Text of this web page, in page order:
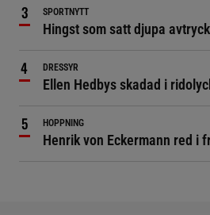
SPORTNYTT
Hingst som satt djupa
DRESSYR
Ellen Hedbys skadad i
HOPPNING
Henrik von Eckermann red i